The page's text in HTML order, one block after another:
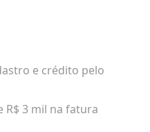
e crédito pelo
3 mil na fatura